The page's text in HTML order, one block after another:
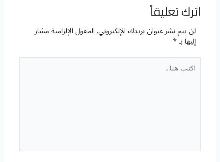
اترك تعليقاً
لن يتم نشر عنوان بريدك الإلكتروني.الحقول الإلزامية مشار
إليها بـ*
اكتب
هنا...